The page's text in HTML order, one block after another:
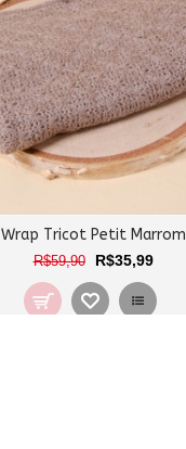
Wrap Tricot Petit Marrom
R$59,90 R$35,99